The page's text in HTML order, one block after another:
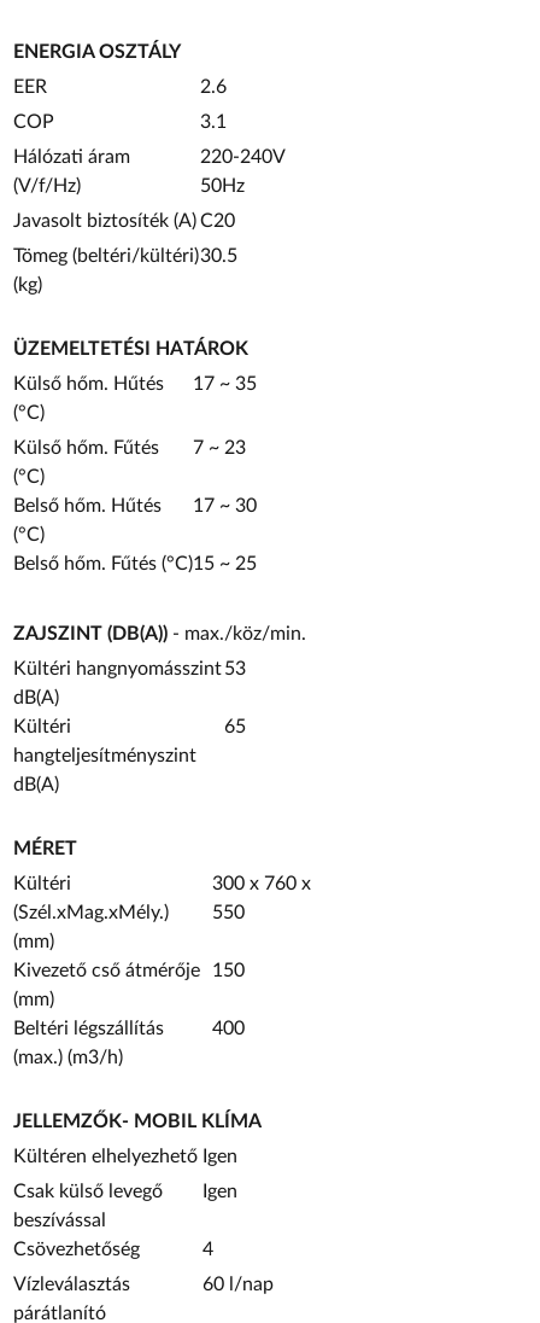
ENERGIA OSZTÁLY
EER
2.6
COP
3.1
Hálózati áram
(V/f/Hz)
220-240V
50Hz
Javasolt biztosíték (A) C20
Tömeg (beltéri/kültéri)
(kg)
30.5
ÜZEMELTETÉSI HATÁROK
Külső hőm. Hűtés
(°C)
17 ~ 35
Külső hőm. Fűtés
(°C)
7 ~ 23
Belső hőm. Hűtés
(°C)
17 ~ 30
Belső hőm. Fűtés (°C)15 ~ 25
ZAJSZINT (DB(A)) - max./köz/min.
Kültéri hangnyomásszint
dB(A)
53
Kültéri
hangteljesítményszint
dB(A)
65
MÉRET
Kültéri
(Szél.xMag.xMély.)
(mm)
300 x 760 x
550
Kivezető cső átmérője
(mm)
150
Beltéri légszállítás
(max.) (m3/h)
400
JELLEMZŐK- MOBIL KLÍMA
Kültéren elhelyezhető Igen
Csak külső levegő
beszívással
Igen
Csövezhetőség
4
Vízleválasztás
párátlanító
60 l/nap